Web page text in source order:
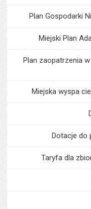
Plan Gospodarki
Miejski Plan
Plan zaopatrzenia
Miejska wyspa
Dotacje do
Taryfa dla